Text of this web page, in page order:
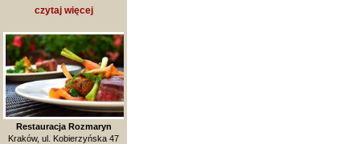
czytaj więcej
Restauracja Rozmaryn
Kraków, ul. Kobierzyńska 47